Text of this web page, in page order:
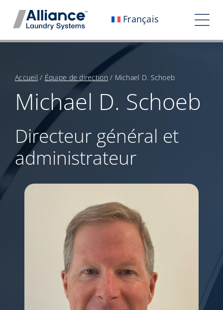
Français
Travaillez avec nous
Notre impact
Carrières
Salle de presse
Contactez-nous
My Alliance
Accueil / Équipe de direction / Michael D. Schoeb
Michael D. Schoeb
Directeur général et
administrateur